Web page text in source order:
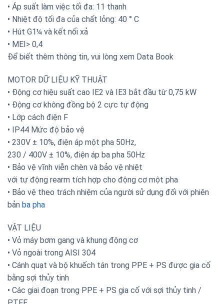
• Áp suất làm việc tối đa: 11 thanh
• Nhiệt độ tối đa của chất lỏng: 40 ° C
• Hút G1¼ và kết nối xả
• MEI> 0,4
Để biết thêm thông tin, vui lòng xem Data Book
MOTOR DỮ LIỆU KỸ THUẬT
• Động cơ hiệu suất cao IE2 và IE3 bắt đầu từ 0,75 kW
• Động cơ không đồng bộ 2 cực tự động
• Lớp cách điện F
• IP44 Mức độ bảo vệ
• 230V ± 10%, điện áp một pha 50Hz,
230 / 400V ± 10%, điện áp ba pha 50Hz
• Bảo vệ vĩnh viễn chèn và bảo vệ nhiệt
với tự động rearm tích hợp cho động cơ một pha
• Bảo vệ theo trách nhiệm của người sử dụng đối với phiên
bản ba pha
VẬT LIỆU
• Vỏ máy bơm gang và khung động cơ
• Vỏ ngoài trong AISI 304
• Cánh quạt và bộ khuếch tán trong PPE + PS được gia cố
bằng sợi thủy tinh
• Các giai đoạn trong PPE + PS gia cố với sợi thủy tinh /